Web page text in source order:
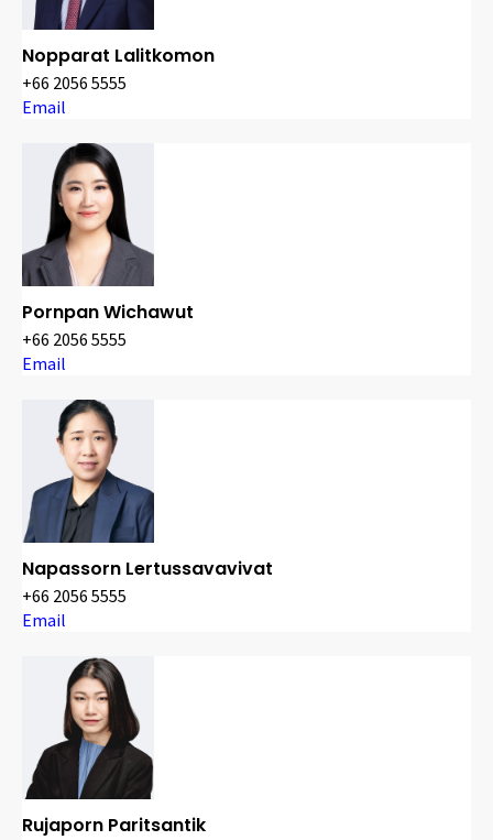
Nopparat Lalitkomon
+66 2056 5555
Email
Pornpan Wichawut
+66 2056 5555
Email
Napassorn Lertussavavivat
+66 2056 5555
Email
Rujaporn Paritsantik